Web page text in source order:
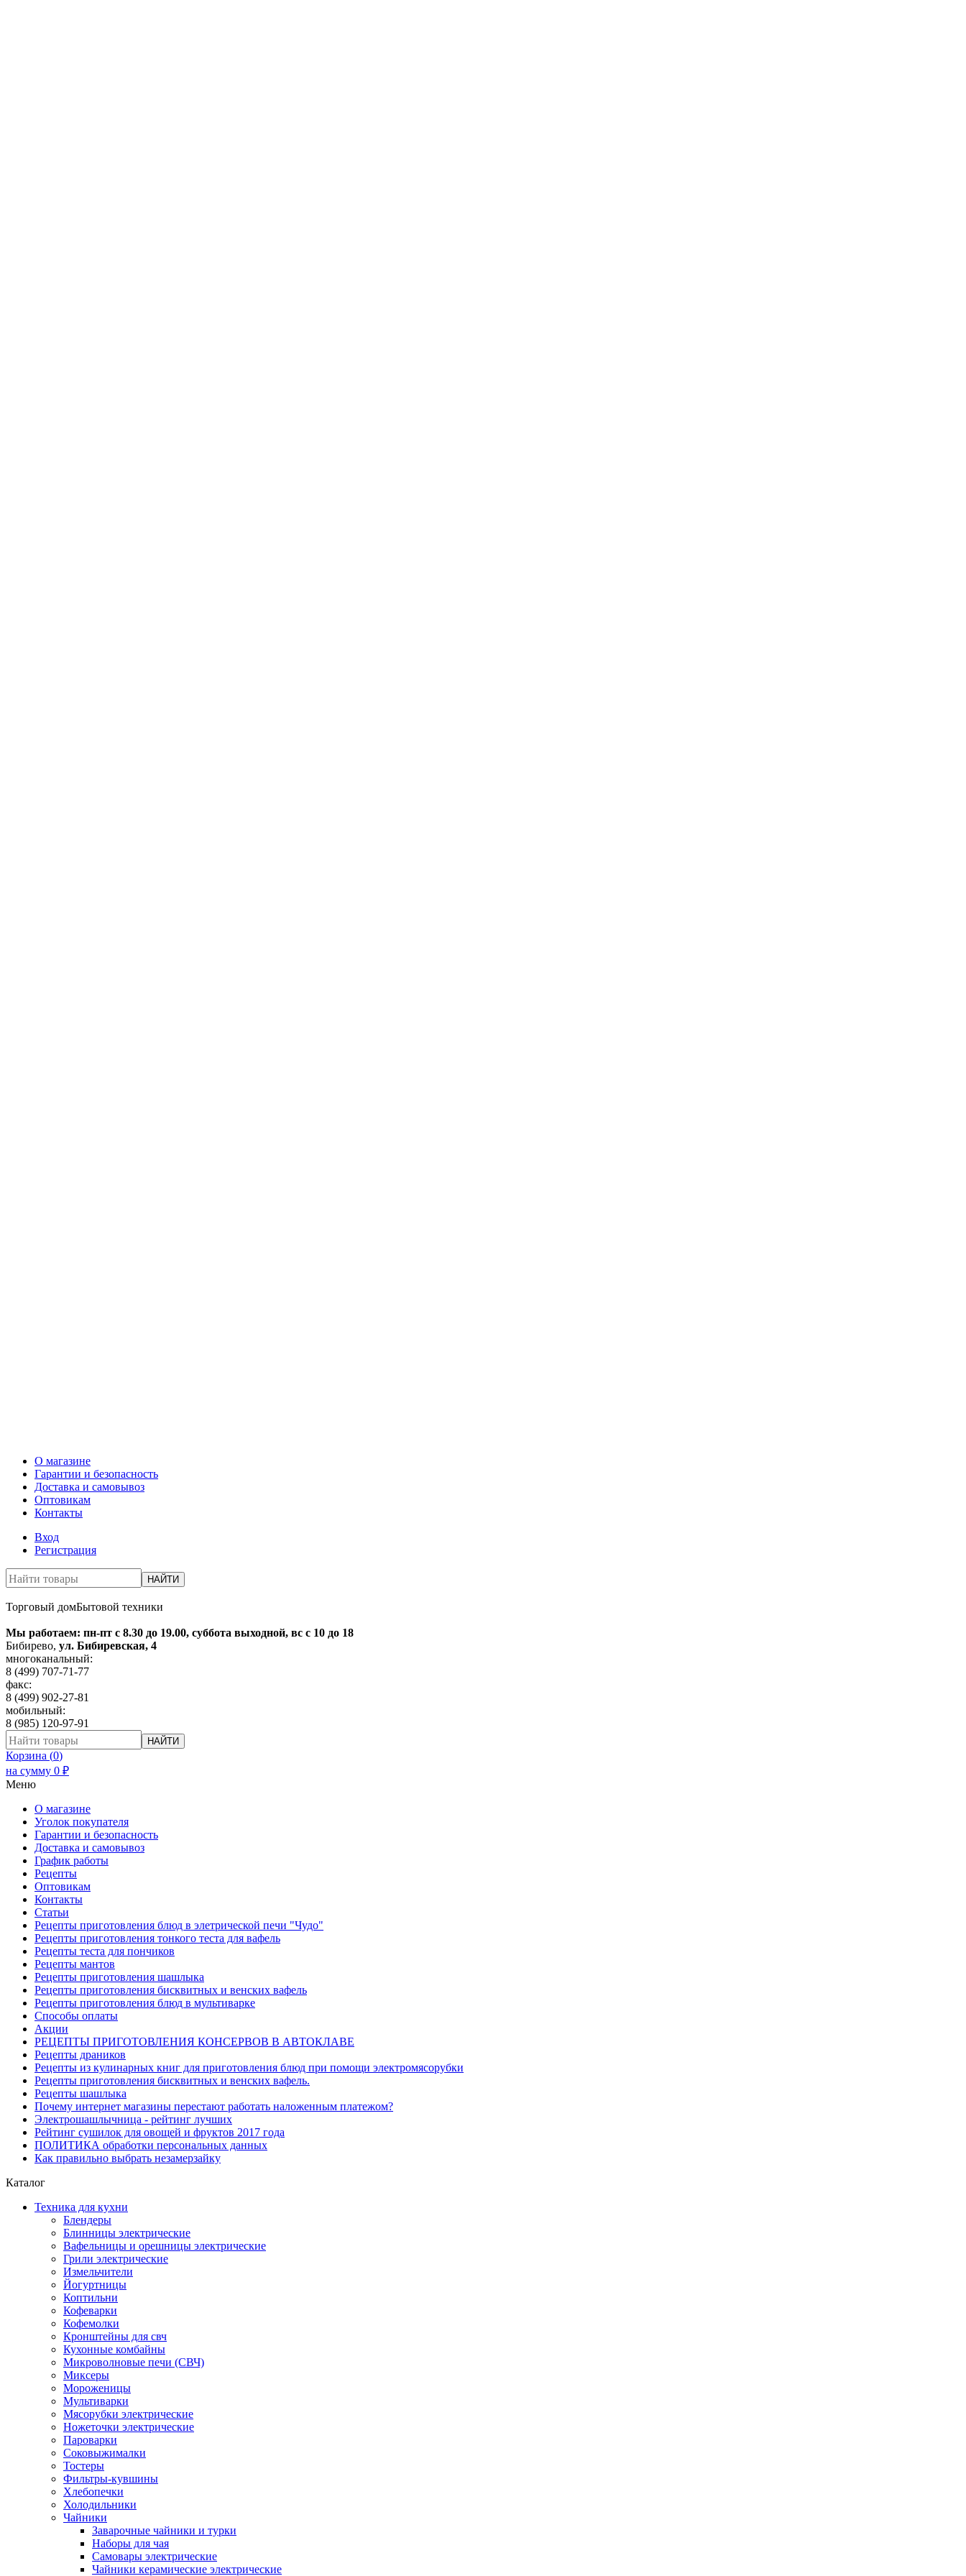
О магазине
Гарантии и безопасность
Доставка и самовывоз
Оптовикам
Контакты
Вход
Регистрация
НАЙТИ
Торговый домБытовой техники
Мы работаем: пн-пт с 8.30 до 19.00, суббота выходной, вс с 10 до 18
Бибирево, ул. Бибиревская, 4
многоканальный:
8 (499) 707-71-77
факс:
8 (499) 902-27-81
мобильный:
8 (985) 120-97-91
НАЙТИ
Корзина (0)
на сумму 0 ₽
Меню
О магазине
Уголок покупателя
Гарантии и безопасность
Доставка и самовывоз
График работы
Рецепты
Оптовикам
Контакты
Статьи
Рецепты приготовления блюд в элетрической печи "Чудо"
Рецепты приготовления тонкого теста для вафель
Рецепты теста для пончиков
Рецепты мантов
Рецепты приготовления шашлыка
Рецепты приготовления бисквитных и венских вафель
Рецепты приготовления блюд в мультиварке
Способы оплаты
Акции
РЕЦЕПТЫ ПРИГОТОВЛЕНИЯ КОНСЕРВОВ В АВТОКЛАВЕ
Рецепты драников
Рецепты из кулинарных книг для приготовления блюд при помощи электромясорубки
Рецепты приготовления бисквитных и венских вафель.
Рецепты шашлыка
Почему интернет магазины перестают работать наложенным платежом?
Электрошашлычница - рейтинг лучших
Рейтинг сушилок для овощей и фруктов 2017 года
ПОЛИТИКА обработки персональных данных
Как правильно выбрать незамерзайку
Каталог
Техника для кухни
Блендеры
Блинницы электрические
Вафельницы и орешницы электрические
Грили электрические
Измельчители
Йогуртницы
Коптильни
Кофеварки
Кофемолки
Кронштейны для свч
Кухонные комбайны
Микроволновые печи (СВЧ)
Миксеры
Мороженицы
Мультиварки
Мясорубки электрические
Ножеточки электрические
Пароварки
Соковыжималки
Тостеры
Фильтры-кувшины
Хлебопечки
Холодильники
Чайники
Заварочные чайники и турки
Наборы для чая
Самовары электрические
Чайники керамические электрические